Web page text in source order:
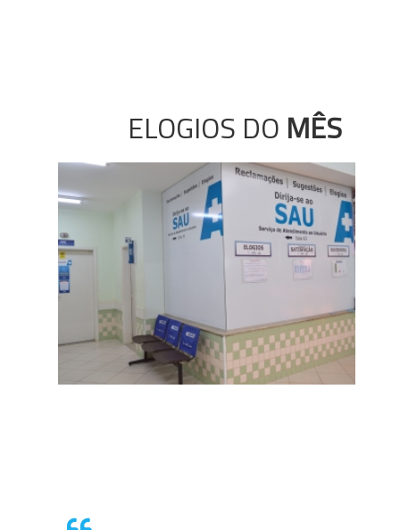
ELOGIOS DO MÊS